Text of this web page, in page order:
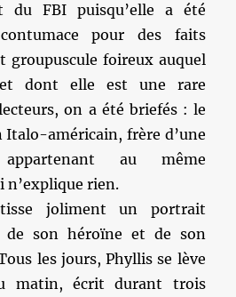
du FBI puisqu’elle a été
pour des faits
groupuscule foireux auquel
dont elle est une rare
on a été briefés : le
Italo-américain, frère d’une
au même
n’explique rien.
joliment un portrait
de son héroïne et de son
les jours, Phyllis se lève
matin, écrit durant trois